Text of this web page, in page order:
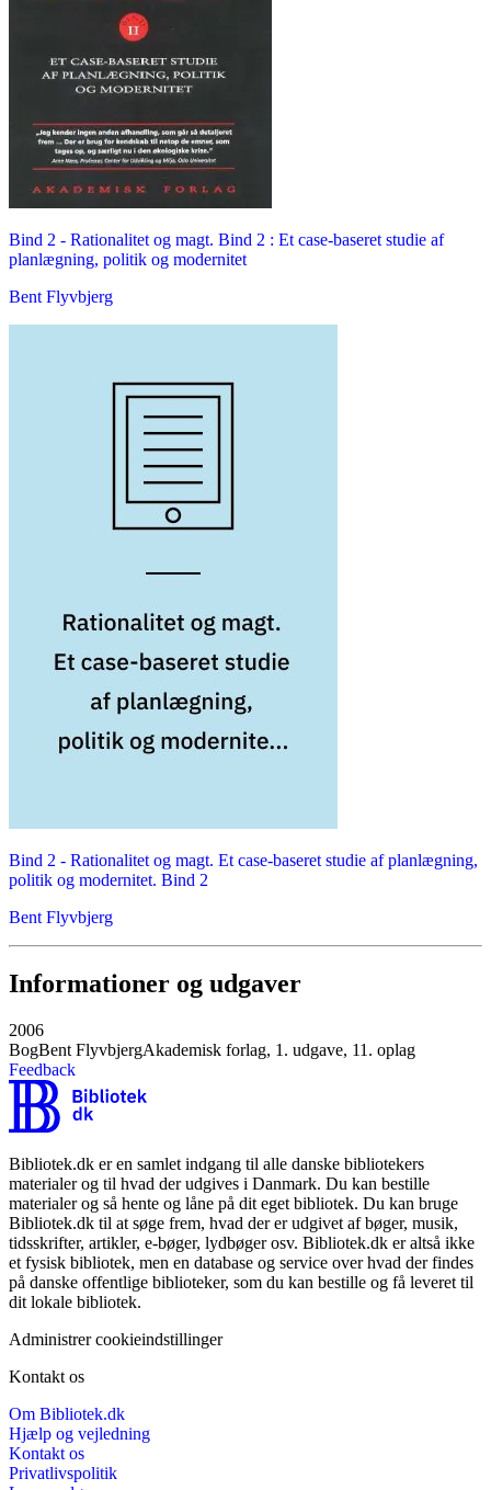
Bind 2 - Rationalitet og magt. Bind 2 : Et case-baseret studie af
planlægning, politik og modernitet
Bent Flyvbjerg
Bind 2 - Rationalitet og magt. Et case-baseret studie af planlægning,
politik og modernitet. Bind 2
Bent Flyvbjerg
Informationer og udgaver
2006
BogBent FlyvbjergAkademisk forlag, 1. udgave, 11. oplag
Feedback
Bibliotek.dk er en samlet indgang til alle danske bibliotekers
materialer og til hvad der udgives i Danmark. Du kan bestille
materialer og så hente og låne på dit eget bibliotek. Du kan bruge
Bibliotek.dk til at søge frem, hvad der er udgivet af bøger, musik,
tidsskrifter, artikler, e-bøger, lydbøger osv. Bibliotek.dk er altså ikke
et fysisk bibliotek, men en database og service over hvad der findes
på danske offentlige biblioteker, som du kan bestille og få leveret til
dit lokale bibliotek.
Administrer cookieindstillinger
Kontakt os
Om Bibliotek.dk
Hjælp og vejledning
Kontakt os
Privatlivspolitik